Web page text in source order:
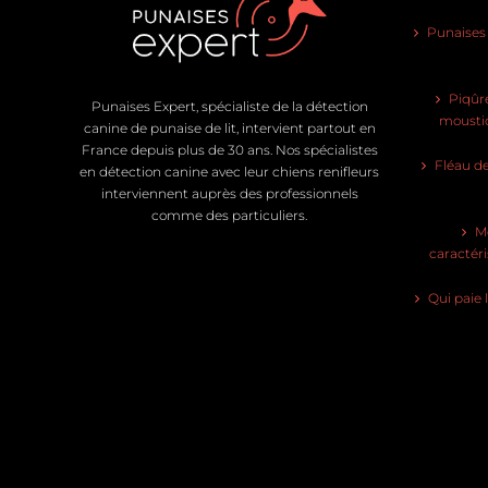
Punaises Expert, spécialiste de la détection
canine de punaise de lit, intervient partout en
France depuis plus de 30 ans. Nos spécialistes
en détection canine avec leur chiens renifleurs
interviennent auprès des professionnels
comme des particuliers.
Fléau
Qui paie